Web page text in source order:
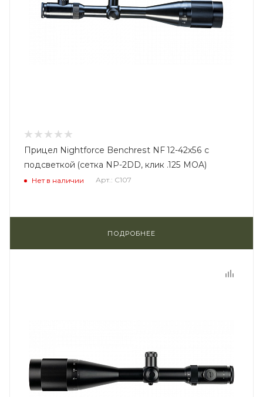
Прицел Nightforce Benchrest NF 12-42x56 с
подсветкой (сетка NP-2DD, клик .125 MOA)
Нет в наличии Арт.: C107
ПОДРОБНЕЕ